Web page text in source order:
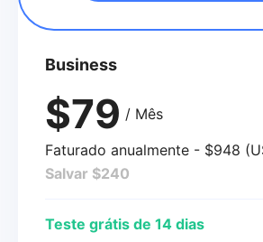
Business
$79 / Mês
Faturado anualmente - $948
Salvar $240
Teste grátis de 14 dias